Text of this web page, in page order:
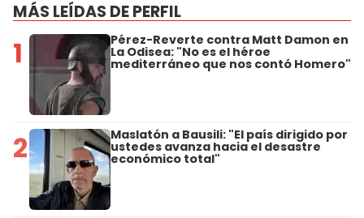
MÁS LEÍDAS DE PERFIL
1 Pérez-Reverte contra Matt Damon en
La Odisea: "No es el héroe
mediterráneo que nos contó Homero"
2 Maslatón a Bausili: "El país dirigido por
ustedes avanza hacia el desastre
económico total"